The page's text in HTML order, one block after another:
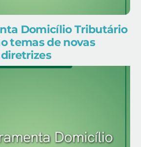
Domicílio Tributário
temas de novas